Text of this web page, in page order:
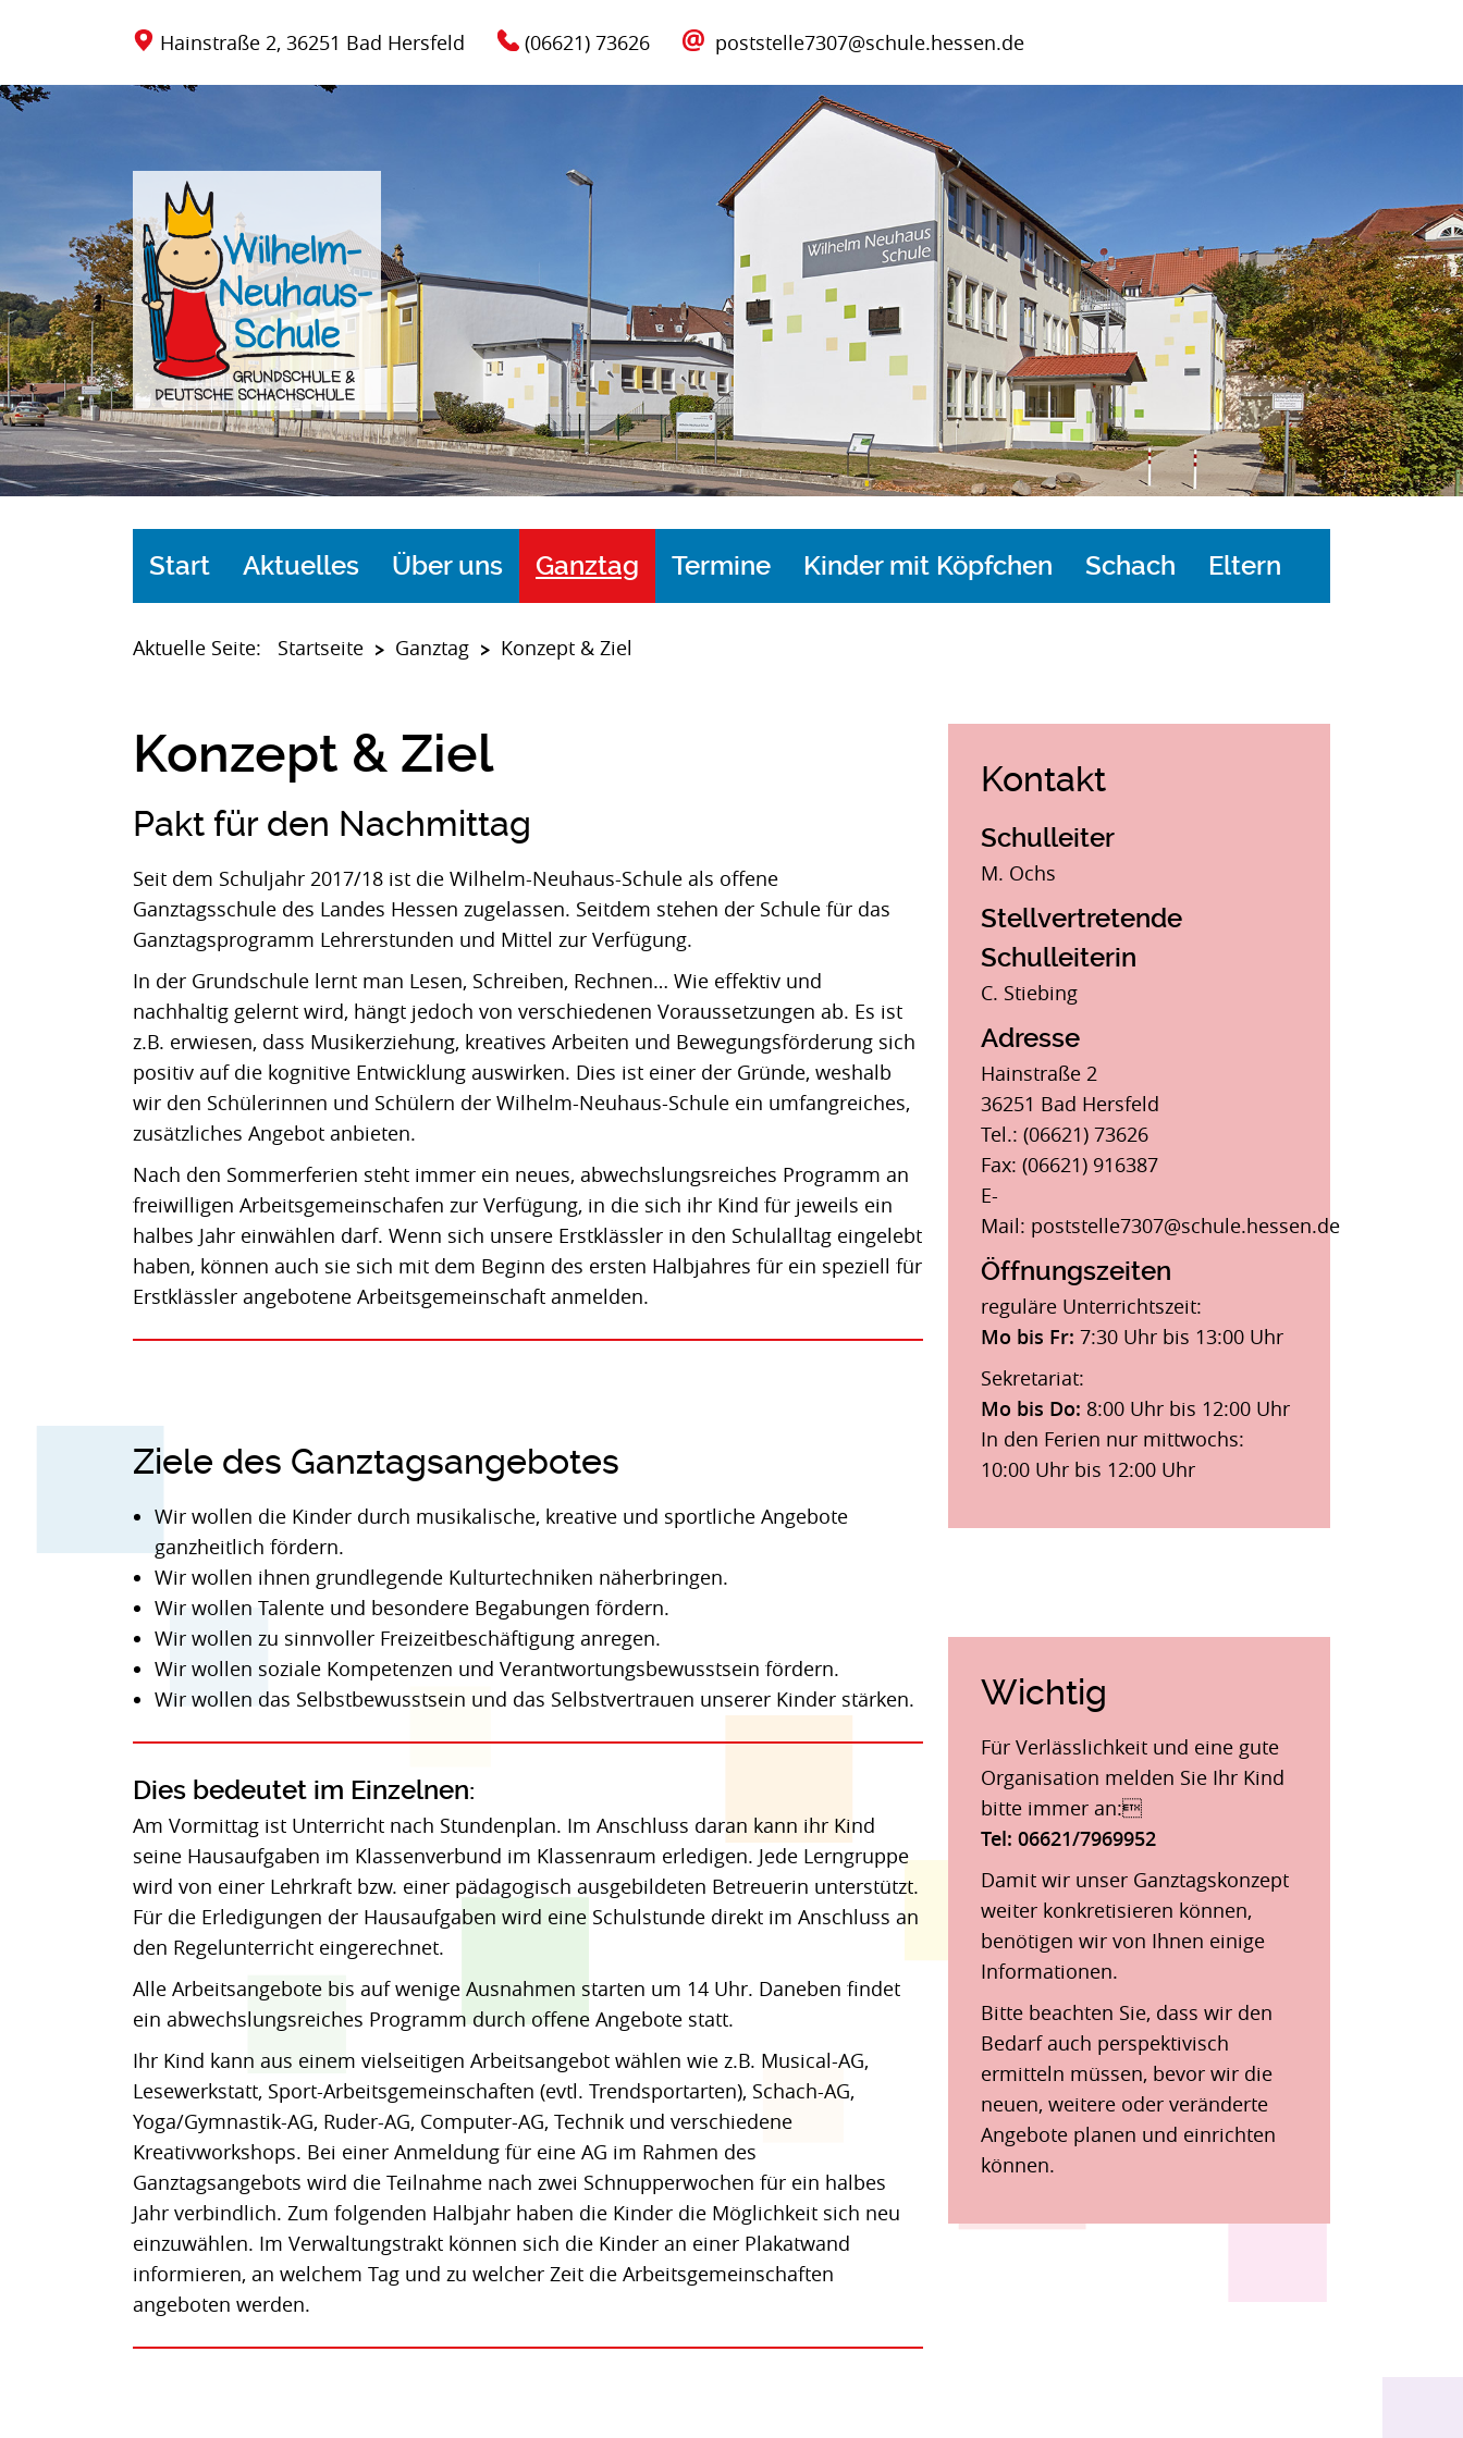
Hainstraße 2, 36251 Bad Hersfeld (06621) 73626 poststelle7307@schule.hessen.de
Start Aktuelles Über uns Ganztag Termine Kinder mit Köpfchen Schach Eltern
Aktuelle Seite: Startseite > Ganztag > Konzept & Ziel
Konzept & Ziel
Pakt für den Nachmittag
Seit dem Schuljahr 2017/18 ist die Wilhelm-Neuhaus-Schule als offene
Ganztagsschule des Landes Hessen zugelassen. Seitdem stehen der Schule für das
Ganztagsprogramm Lehrerstunden und Mittel zur Verfügung.
In der Grundschule lernt man Lesen, Schreiben, Rechnen… Wie effektiv und
nachhaltig gelernt wird, hängt jedoch von verschiedenen Voraussetzungen ab. Es ist
z.B. erwiesen, dass Musikerziehung, kreatives Arbeiten und Bewegungsförderung sich
positiv auf die kognitive Entwicklung auswirken. Dies ist einer der Gründe, weshalb
wir den Schülerinnen und Schülern der Wilhelm-Neuhaus-Schule ein umfangreiches,
zusätzliches Angebot anbieten.
Nach den Sommerferien steht immer ein neues, abwechslungsreiches Programm an
freiwilligen Arbeitsgemeinschafen zur Verfügung, in die sich ihr Kind für jeweils ein
halbes Jahr einwählen darf. Wenn sich unsere Erstklässler in den Schulalltag eingelebt
haben, können auch sie sich mit dem Beginn des ersten Halbjahres für ein speziell für
Erstklässler angebotene Arbeitsgemeinschaft anmelden.
Ziele des Ganztagsangebotes
Wir wollen die Kinder durch musikalische, kreative und sportliche Angebote
ganzheitlich fördern.
Wir wollen ihnen grundlegende Kulturtechniken näherbringen.
Wir wollen Talente und besondere Begabungen fördern.
Wir wollen zu sinnvoller Freizeitbeschäftigung anregen.
Wir wollen soziale Kompetenzen und Verantwortungsbewusstsein fördern.
Wir wollen das Selbstbewusstsein und das Selbstvertrauen unserer Kinder stärken.
Dies bedeutet im Einzelnen:
Am Vormittag ist Unterricht nach Stundenplan. Im Anschluss daran kann ihr Kind
seine Hausaufgaben im Klassenverbund im Klassenraum erledigen. Jede Lerngruppe
wird von einer Lehrkraft bzw. einer pädagogisch ausgebildeten Betreuerin unterstützt.
Für die Erledigungen der Hausaufgaben wird eine Schulstunde direkt im Anschluss an
den Regelunterricht eingerechnet.
Alle Arbeitsangebote bis auf wenige Ausnahmen starten um 14 Uhr. Daneben findet
ein abwechslungsreiches Programm durch offene Angebote statt.
Ihr Kind kann aus einem vielseitigen Arbeitsangebot wählen wie z.B. Musical-AG,
Lesewerkstatt, Sport-Arbeitsgemeinschaften (evtl. Trendsportarten), Schach-AG,
Yoga/Gymnastik-AG, Ruder-AG, Computer-AG, Technik und verschiedene
Kreativworkshops. Bei einer Anmeldung für eine AG im Rahmen des
Ganztagsangebots wird die Teilnahme nach zwei Schnupperwochen für ein halbes
Jahr verbindlich. Zum folgenden Halbjahr haben die Kinder die Möglichkeit sich neu
einzuwählen. Im Verwaltungstrakt können sich die Kinder an einer Plakatwand
informieren, an welchem Tag und zu welcher Zeit die Arbeitsgemeinschaften
angeboten werden.
Kontakt
Schulleiter
M. Ochs
Stellvertretende
Schulleiterin
C. Stiebing
Adresse
Hainstraße 2
36251 Bad Hersfeld
Tel.: (06621) 73626
Fax: (06621) 916387
E-
Mail: poststelle7307@schule.hessen.de
Öffnungszeiten
reguläre Unterrichtszeit:
Mo bis Fr: 7:30 Uhr bis 13:00 Uhr
Sekretariat:
Mo bis Do: 8:00 Uhr bis 12:00 Uhr
In den Ferien nur mittwochs:
10:00 Uhr bis 12:00 Uhr
Wichtig
Für Verlässlichkeit und eine gute
Organisation melden Sie Ihr Kind
bitte immer an:
Tel: 06621/7969952
Damit wir unser Ganztagskonzept
weiter konkretisieren können,
benötigen wir von Ihnen einige
Informationen.
Bitte beachten Sie, dass wir den
Bedarf auch perspektivisch
ermitteln müssen, bevor wir die
neuen, weitere oder veränderte
Angebote planen und einrichten
können.